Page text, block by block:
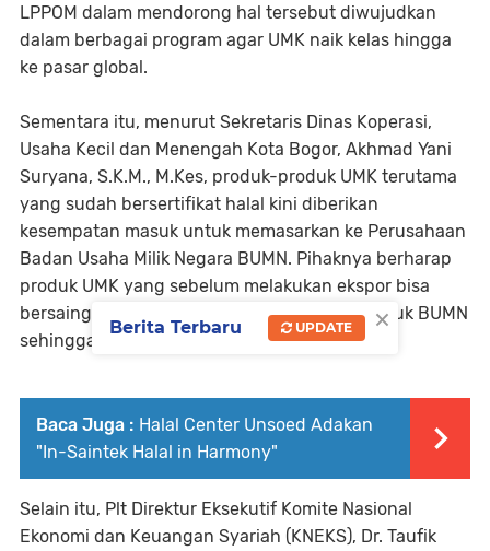
LPPOM dalam mendorong hal tersebut diwujudkan
dalam berbagai program agar UMK naik kelas hingga
ke pasar global.
Sementara itu, menurut Sekretaris Dinas Koperasi,
Usaha Kecil dan Menengah Kota Bogor, Akhmad Yani
Suryana, S.K.M., M.Kes, produk-produk UMK terutama
yang sudah bersertifikat halal kini diberikan
kesempatan masuk untuk memasarkan ke Perusahaan
Badan Usaha Milik Negara BUMN. Pihaknya berharap
produk UMK yang sebelum melakukan ekspor bisa
bersaing dikancah nasional, karena telah masuk BUMN
sehingga sudah pasti teruji.
Baca Juga : Halal Center Unsoed Adakan
"In-Saintek Halal in Harmony"
Selain itu, Plt Direktur Eksekutif Komite Nasional
Ekonomi dan Keuangan Syariah (KNEKS), Dr. Taufik
×
Berita Terbaru UPDATE